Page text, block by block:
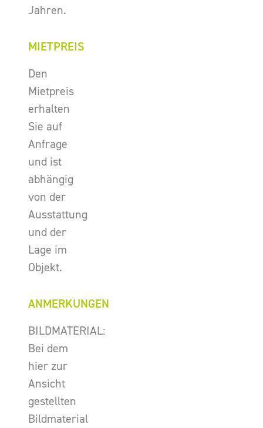
Jahren.
MIETPREIS
Den
Mietpreis
erhalten
Sie auf
Anfrage
und ist
abhängig
von der
Ausstattung
und der
Lage im
Objekt.
ANMERKUNGEN
BILDMATERIAL:
Bei dem
hier zur
Ansicht
gestellten
Bildmaterial